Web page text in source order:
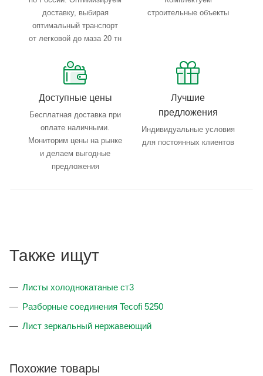
доставку, выбирая
оптимальный транспорт
от легковой до маза 20 тн
строительные объекты
Доступные цены
Бесплатная доставка при
оплате наличными.
Мониторим цены на рынке
и делаем выгодные
предложения
Лучшие
предложения
Индивидуальные условия
для постоянных клиентов
Также ищут
Листы холоднокатаные ст3
Разборные соединения Tecofi 5250
Лист зеркальный нержавеющий
Похожие товары